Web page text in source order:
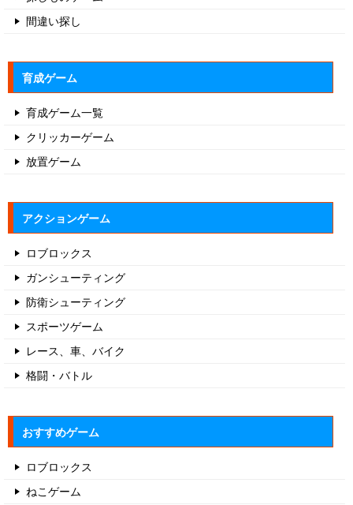
間違い探し
育成ゲーム
育成ゲーム一覧
クリッカーゲーム
放置ゲーム
アクションゲーム
ロブロックス
ガンシューティング
防衛シューティング
スポーツゲーム
レース、車、バイク
格闘・バトル
おすすめゲーム
ロブロックス
ねこゲーム